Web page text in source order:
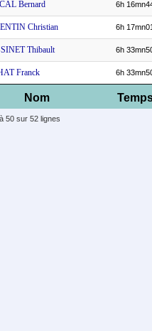
Nom
Bernard 6h
Christian 6h
Thibault 6h
Franck 6h
50 sur 52 lignes